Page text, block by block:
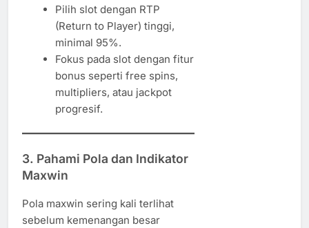
Pilih slot dengan RTP
(Return to Player) tinggi,
minimal 95%.
Fokus pada slot dengan fitur
bonus seperti free spins,
multipliers, atau jackpot
progresif.
3. Pahami Pola dan Indikator
Maxwin
Pola maxwin sering kali terlihat
sebelum kemenangan besar